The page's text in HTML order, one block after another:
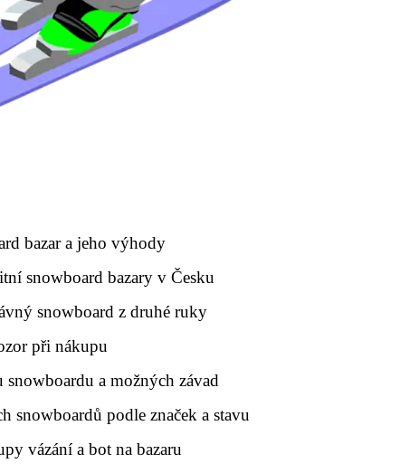
bazar a jeho výhody
snowboard bazary v Česku
snowboard z druhé ruky
při nákupu
snowboardu a možných závad
snowboardů podle značek a stavu
vázání a bot na bazaru